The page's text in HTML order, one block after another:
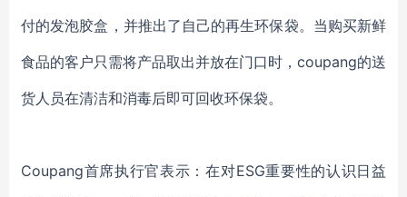
付的发泡胶盒，并推出了自己的再生环保袋。当购买新鲜
食品的客户只需将产品取出并放在门口时，coupang的送
货人员在清洁和消毒后即可回收环保袋。
Coupang首席执行官表示：在对ESG重要性的认识日益